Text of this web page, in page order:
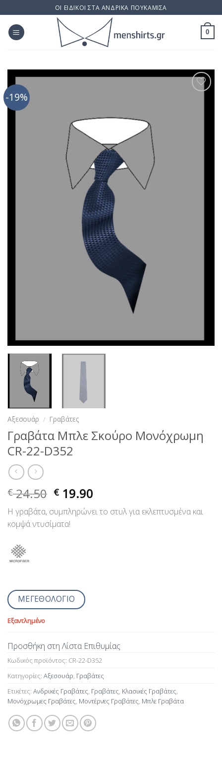
to
content
ΟΙ ΕΙΔΙΚΟΙ ΣΤΑ ΑΝΔΡΙΚΑ ΠΟΥΚΑΜΙΣΑ
0
-19%
Αξεσουάρ / Γραβάτες
Γραβάτα Μπλε Σκούρο Μονόχρωμη
CR-22-D352
€24.50 € 19.90
Η γραβάτα, συμπληρώνει το στυλ για εκλεπτυσμένα και
κομψά ντυσίματα!
ΜΕΓΕΘΟΛΟΓΙΟ
Εξαντλημένο
Προσθήκη στη Λίστα Επιθυμίας
Κωδικός προϊόντος: CR-22-D352
Κατηγορίες: Αξεσουάρ, Γραβάτες
Ετικέτες: Ανδρικές Γραβάτες, Γραβάτες, Κλασικές Γραβάτες,
Μονόχρωμες Γραβάτες, Μοντέρνες Γραβάτες, Μπλε Γραβάτα